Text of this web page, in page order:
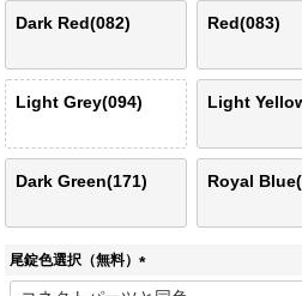
Dark Red(082) Red(083)
Light Grey(094) Light
Dark Green(171) Royal
尾錠色選択（無料）
(